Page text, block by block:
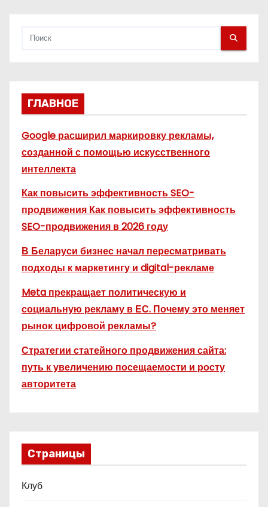
ГЛАВНОЕ
Google расширил маркировку рекламы,
созданной с помощью искусственного
интеллекта
Как повысить эффективность SEO-
продвижения Как повысить эффективность
SEO-продвижения в 2026 году
В Беларуси бизнес начал пересматривать
подходы к маркетингу и digital-рекламе
Meta прекращает политическую и
социальную рекламу в ЕС. Почему это меняет
рынок цифровой рекламы?
Стратегии статейного продвижения сайта:
путь к увеличению посещаемости и росту
авторитета
Страницы
Клуб